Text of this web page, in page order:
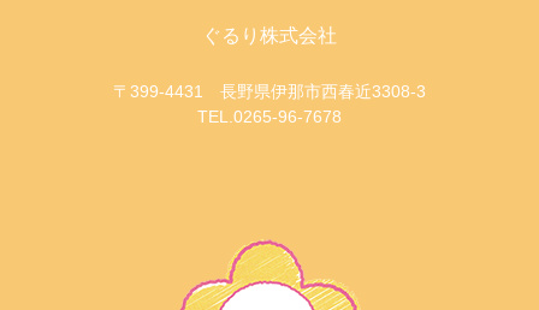
ぐるり株式会社
〒399-4431 長野県伊那市西春近3308-3
TEL.0265-96-7678